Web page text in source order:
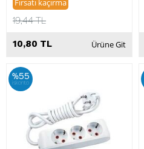
Fırsatı kaçırma
19,44 TL
10,80 TL Ürüne Git
%55
iskonto